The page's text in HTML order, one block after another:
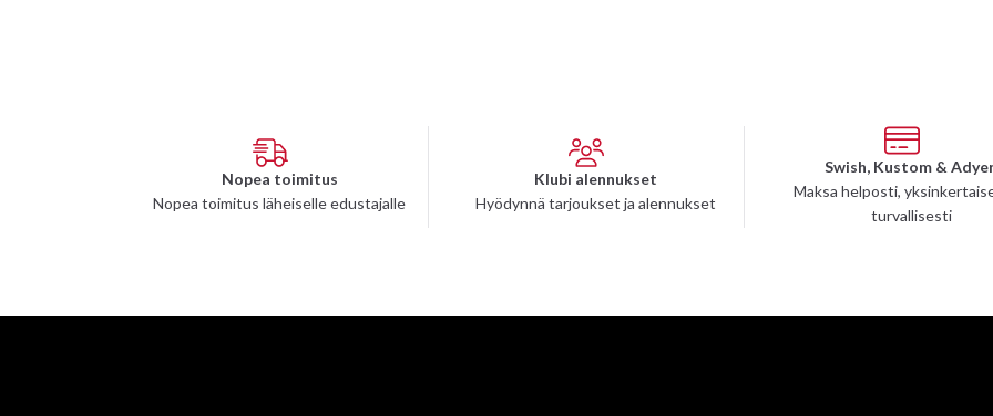
Nopea toimitus
Nopea toimitus läheiselle edustajalle
Klubi alennukset
Hyödynnä tarjoukset ja alennukset
Swish, Kustom &
Maksa helposti,
turvallisesti